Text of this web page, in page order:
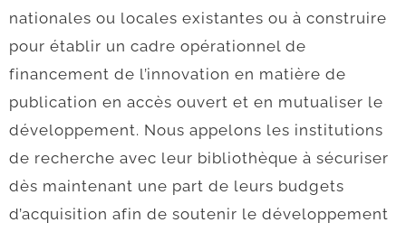
nationales ou locales existantes ou à construire
pour établir un cadre opérationnel de
financement de l’innovation en matière de
publication en accès ouvert et en mutualiser le
développement. Nous appelons les institutions
de recherche avec leur bibliothèque à sécuriser
dès maintenant une part de leurs budgets
d’acquisition afin de soutenir le développement